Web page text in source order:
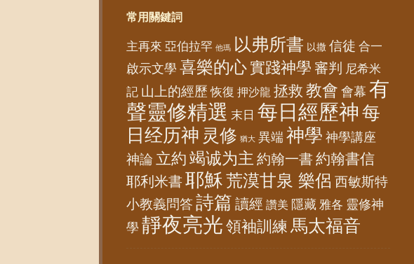
常用關鍵詞
主再來 亞伯拉罕 他瑪 以弗所書 以撒 信徒 合一
啟示文學 喜樂的心實踐神學 審判 尼希米
記 山上的經歷 恢復 押沙龍 拯救 教會 會幕 有
聲靈修精選 末日 每日經歷神 每
日经历神 灵修 猶大 異端 神學 神學講座
神論 立約 竭诚为主 約翰一書 約翰書信
耶利米書 耶穌荒漠甘泉 樂侶 西敏斯特
小教義問答詩篇 讀經 讚美 隱藏 雅各 靈修神
學 靜夜亮光 領袖訓練 馬太福音